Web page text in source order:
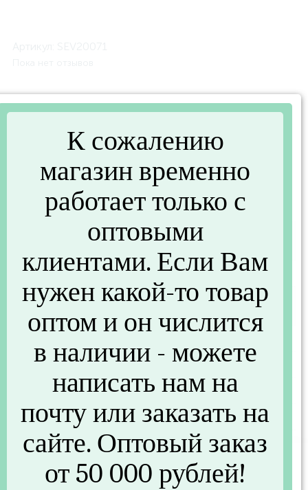
Описание
Подставка металлическая с деревянной ложкой
(MAYER&BOCH SEV20071)
Характеристики
Основные
Артикул SEV20071
Другие параметры
Серия
MAYER&BOCH
Страна производства
Китай
Вложенность (шт)
24
Не указана цена
Нет в наличии
К сожалению
магазин временно
работает только с
оптовыми
клиентами. Если Вам
нужен какой-то товар
оптом и он числится
в наличии - можете
написать нам на
почту или заказать на
сайте. Оптовый заказ
от 50 000 рублей!